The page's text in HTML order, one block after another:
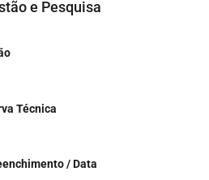
e Pesquisa
Técnica
/ Data